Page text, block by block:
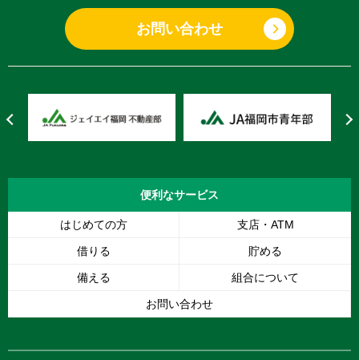
お問い合わせ
便利なサービス
はじめての方 支店・ATM
借りる 貯める
備える 組合について
お問い合わせ